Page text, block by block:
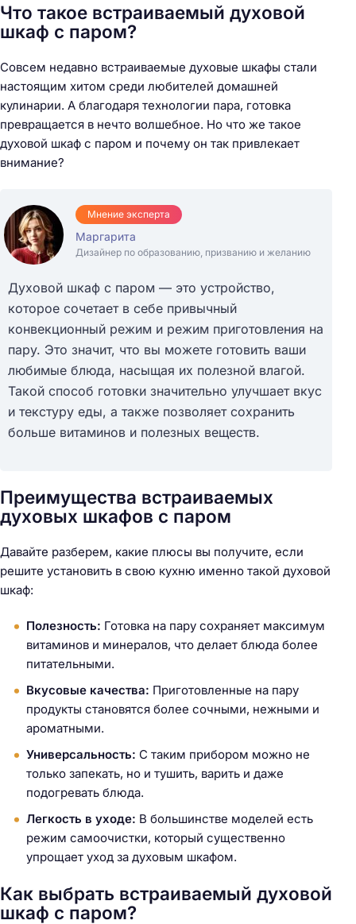
Что такое встраиваемый духовой
шкаф с паром?
Совсем недавно встраиваемые духовые шкафы стали
настоящим хитом среди любителей домашней
кулинарии. А благодаря технологии пара, готовка
превращается в нечто волшебное. Но что же такое
духовой шкаф с паром и почему он так привлекает
внимание?
Мнение эксперта
Маргарита
Дизайнер по образованию, призванию и желанию
Духовой шкаф с паром — это устройство,
которое сочетает в себе привычный
конвекционный режим и режим приготовления на
пару. Это значит, что вы можете готовить ваши
любимые блюда, насыщая их полезной влагой.
Такой способ готовки значительно улучшает вкус
и текстуру еды, а также позволяет сохранить
больше витаминов и полезных веществ.
Преимущества встраиваемых
духовых шкафов с паром
Давайте разберем, какие плюсы вы получите, если
решите установить в свою кухню именно такой духовой
шкаф:
Полезность: Готовка на пару сохраняет максимум
витаминов и минералов, что делает блюда более
питательными.
Вкусовые качества: Приготовленные на пару
продукты становятся более сочными, нежными и
ароматными.
Универсальность: С таким прибором можно не
только запекать, но и тушить, варить и даже
подогревать блюда.
Легкость в уходе: В большинстве моделей есть
режим самоочистки, который существенно
упрощает уход за духовым шкафом.
Как выбрать встраиваемый духовой
шкаф с паром?